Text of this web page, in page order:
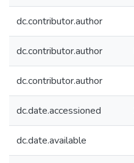
dc.contributor.author
dc.contributor.author
dc.contributor.author
dc.date.accessioned
dc.date.available